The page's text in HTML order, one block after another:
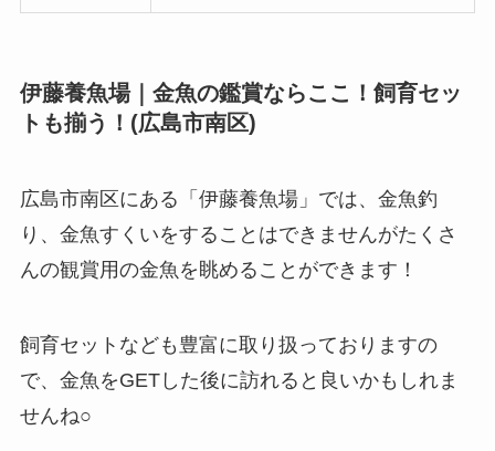
伊藤養魚場｜金魚の鑑賞ならここ！飼育セッ
トも揃う！(広島市南区)
広島市南区にある「伊藤養魚場」では、金魚釣
り、金魚すくいをすることはできませんがたくさ
んの観賞用の金魚を眺めることができます！
飼育セットなども豊富に取り扱っておりますの
で、金魚をGETした後に訪れると良いかもしれま
せんね○